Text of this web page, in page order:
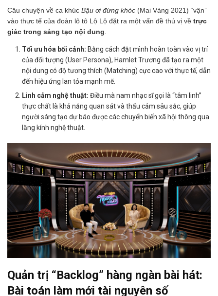
Câu chuyện về ca khúc Bậu ơi đừng khóc (Mai Vàng 2021) “vận”
vào thực tế của đoàn lô tô Lộ Lộ đặt ra một vấn đề thú vị về trực
giác trong sáng tạo nội dung.
Tối ưu hóa bối cảnh: Bằng cách đặt mình hoàn toàn vào vị trí
của đối tượng (User Persona), Hamlet Trương đã tạo ra một
nội dung có độ tương thích (Matching) cực cao với thực tế, dẫn
đến hiệu ứng lan tỏa mạnh mẽ.
Linh cảm nghệ thuật: Điều mà nam nhạc sĩ gọi là “tâm linh”
thực chất là khả năng quan sát và thấu cảm sâu sắc, giúp
người sáng tạo dự báo được các chuyển biến xã hội thông qua
lăng kính nghệ thuật.
Quản trị “Backlog” hàng ngàn bài hát:
Bài toán làm mới tài nguyên số